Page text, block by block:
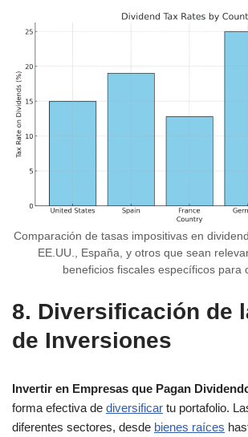
Comparación de tasas impositivas en
EE.UU., España, y otros que sean
beneficios fiscales específicos para
8. Diversificación de
de Inversiones
Invertir en Empresas que Pagan
forma efectiva de diversificar tu portafolio.
diferentes sectores, desde bienes raíces